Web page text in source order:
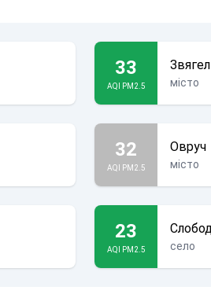
33
AQI PM2.5 місто
32
AQI PM2.5
Овруч
місто
23
AQI PM2.5 село